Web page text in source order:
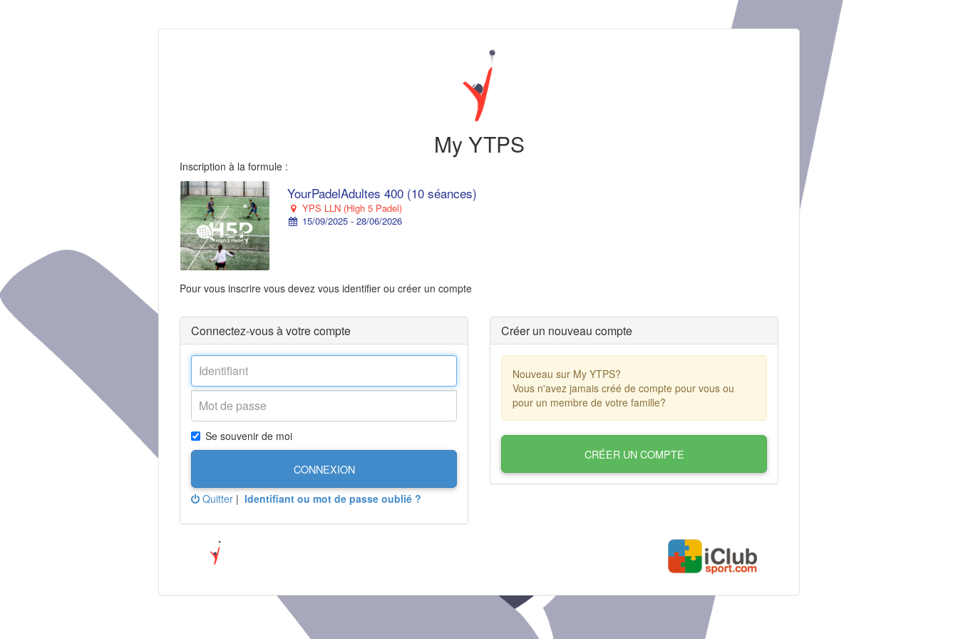
My YTPS
Inscription à la formule :
YourPadelAdultes 400 (10 séances)
YPS LLN (High 5 Padel)
15/09/2025 - 28/06/2026
Pour vous inscrire vous devez vous identifier ou créer un compte
Connectez-vous à votre compte
Se souvenir de moi
CONNEXION
Quitter | Identifiant ou mot de passe oublié ?
Créer un nouveau compte
Nouveau sur My YTPS?
Vous n'avez jamais créé de compte pour vous ou
pour un membre de votre famille?
CRÉER UN COMPTE